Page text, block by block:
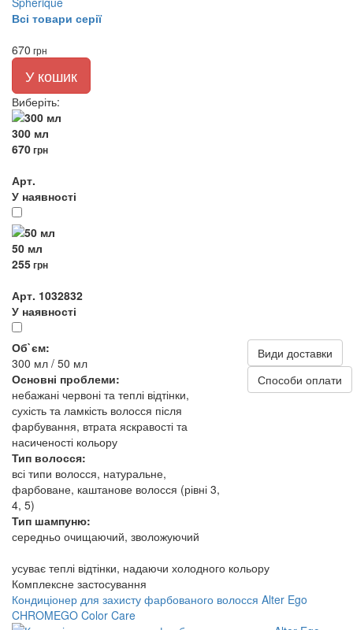
Всі товари серії
670 грн
У кошик
Виберіть:
300 мл
670грн
Арт.
У наявності
50 мл
255грн
Арт. 1032832
У наявності
Об`єм:
300 мл / 50 мл
Основні проблеми:
небажані червоні та теплі відтінки,
сухість та ламкість волосся після
фарбування, втрата яскравості та
насиченості кольору
Тип волосся:
всі типи волосся, натуральне,
фарбоване, каштанове волосся (рівні 3,
4, 5)
Тип шампуню:
середньо очищаючий, зволожуючий
Види доставки
Способи оплати
усуває теплі відтінки, надаючи холодного кольору
Комплексне застосування
Кондиціонер для захисту фарбованого волосся Alter Ego
CHROMEGO Color Care